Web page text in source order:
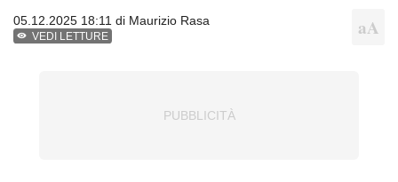
05.12.2025 18:11 di Maurizio Rasa
VEDI LETTURE